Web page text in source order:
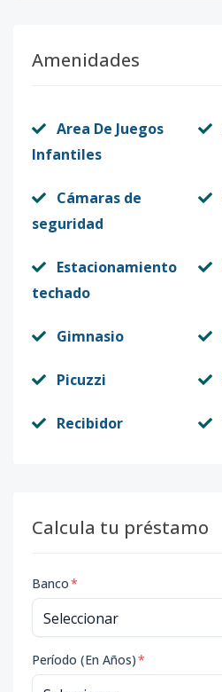
Amenidades
Area De Juegos
Infantiles
Cámaras de
seguridad
Estacionamiento
techado
Gimnasio
Picuzzi
Recibidor
Calcula tu préstamo
Banco*
Período (En Años)*